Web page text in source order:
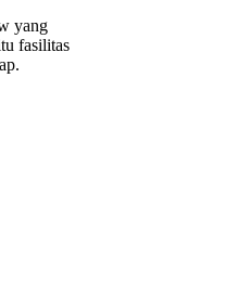
yang
fasilitas